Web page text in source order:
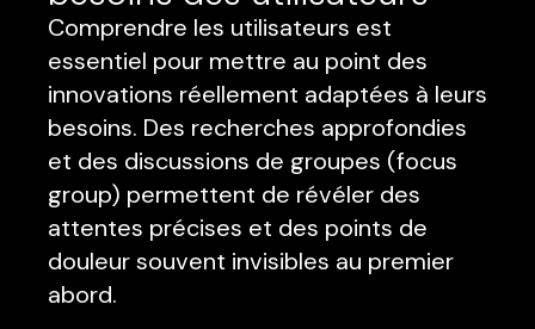
Comprendre les utilisateurs est
essentiel pour mettre au point des
innovations réellement adaptées à leurs
besoins. Des recherches approfondies
et des discussions de groupes (focus
group) permettent de révéler des
attentes précises et des points de
douleur souvent invisibles au premier
abord.